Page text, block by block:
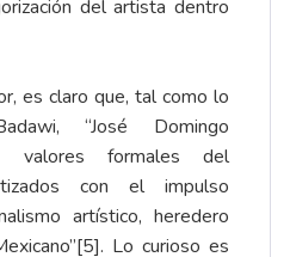
del artista dentro
es claro que, tal como lo
“José Domingo
valores formales del
con el impulso
artístico, heredero
[5]. Lo curioso es